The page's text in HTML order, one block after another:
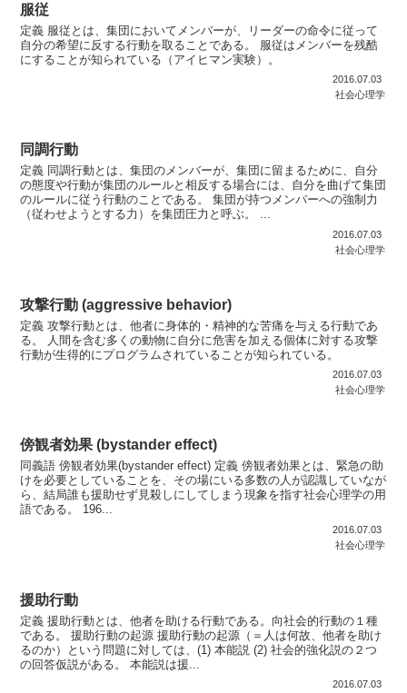
服従
定義 服従とは、集団においてメンバーが、リーダーの命令に従って
自分の希望に反する行動を取ることである。 服従はメンバーを残酷
にすることが知られている（アイヒマン実験）。
2016.07.03
社会心理学
同調行動
定義 同調行動とは、集団のメンバーが、集団に留まるために、自分
の態度や行動が集団のルールと相反する場合には、自分を曲げて集団
のルールに従う行動のことである。 集団が持つメンバーへの強制力
（従わせようとする力）を集団圧力と呼ぶ。 ...
2016.07.03
社会心理学
攻撃行動 (aggressive behavior)
定義 攻撃行動とは、他者に身体的・精神的な苦痛を与える行動であ
る。 人間を含む多くの動物に自分に危害を加える個体に対する攻撃
行動が生得的にプログラムされていることが知られている。
2016.07.03
社会心理学
傍観者効果 (bystander effect)
同義語 傍観者効果(bystander effect) 定義 傍観者効果とは、緊急の助
けを必要としていることを、その場にいる多数の人が認識していなが
ら、結局誰も援助せず見殺しにしてしまう現象を指す社会心理学の用
語である。 196...
2016.07.03
社会心理学
援助行動
定義 援助行動とは、他者を助ける行動である。向社会的行動の１種
である。 援助行動の起源 援助行動の起源（＝人は何故、他者を助け
るのか）という問題に対しては、(1) 本能説 (2) 社会的強化説の２つ
の回答仮説がある。 本能説は援...
2016.07.03